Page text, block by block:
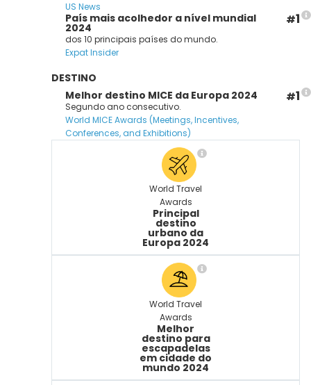
US News
País mais acolhedor a nível mundial
2024
dos 10 principais países do mundo.
Expat Insider
#1
DESTINO
Melhor destino MICE da Europa 2024
Segundo ano consecutivo.
World MICE Awards (Meetings, Incentives,
Conferences, and Exhibitions)
#1
World Travel
Awards
Principal
destino
urbano da
Europa 2024
World Travel
Awards
Melhor
destino para
escapadelas
em cidade do
mundo 2024